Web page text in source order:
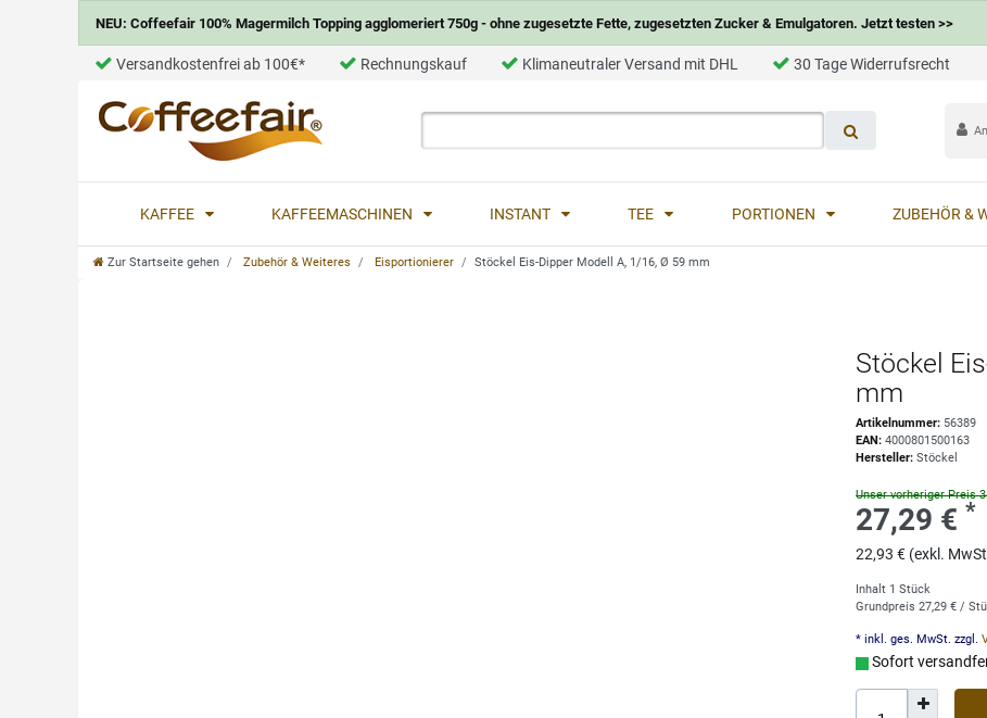
NEU: Coffeefair 100% Magermilch Topping agglomeriert 750g - ohne zugesetzte Fette, zugesetzten Zucker & Emulgatoren. Jetzt testen >>
Versandkostenfrei ab 100€* Rechnungskauf Klimaneutraler Versand mit DHL 30 Tage Widerrufsrecht
KAFFEE KAFFEEMASCHINEN INSTANT TEE PORTIONEN ZUBEHÖR &
Zur Startseite gehen Zubehör & Weiteres Eisportionierer Stöckel Eis-Dipper Modell A, 1/16, Ø 59 mm
Stöckel
mm
Artikelnummer: 56389
EAN:4000801500163
Hersteller: Stöckel
Unser vorheriger Preis
27,29 €*
22,93 € (exkl.
Inhalt 1Stück
Grundpreis27,29 € /
* inkl. ges. MwSt. zzgl.
Sofort